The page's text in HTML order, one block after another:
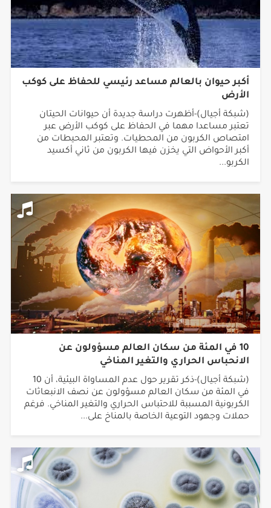
أكبر حيوان بالعالم مساعد رئيسي للحفاظ على كوكب
الأرض
(شبكة أجيال)-أظهرت دراسة جديدة أن حيوانات الحيتان
تعتبر مساعدا مهما في الحفاظ على كوكب الأرض عبر
امتصاص الكربون من المحطيات. وتعتبر المحيطات من
أكبر الأحواض التي يخزن فيها الكربون من ثاني أكسيد
الكربو...
10 في المئة من سكان العالم مسؤولون عن
الانحباس الحراري والتغير المناخي
(شبكة أجيال)-ذكر تقرير حول عدم المساواة البيئية، أن 10
في المئة من سكان العالم مسؤولون عن نصف الانبعاثات
الكربونية المسببة للاحتباس الحراري والتغير المناخي. فرغم
حملات وجهود التوعية الخاصة بالمناخ على...